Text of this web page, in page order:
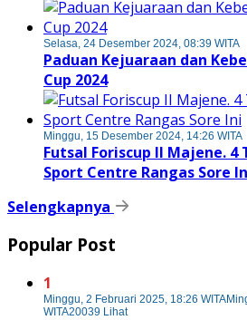
Selasa, 24 Desember 2024, 08:39 WITA
Paduan Kejuaraan dan
Cup 2024
Minggu, 15 Desember 2024, 14:26 WITA
Futsal Foriscup II Majene.
Sport Centre Rangas Sore
Selengkapnya
Popular Post
1
Minggu, 2 Februari 2025, 18:26 WITA
WITA20039 Lihat